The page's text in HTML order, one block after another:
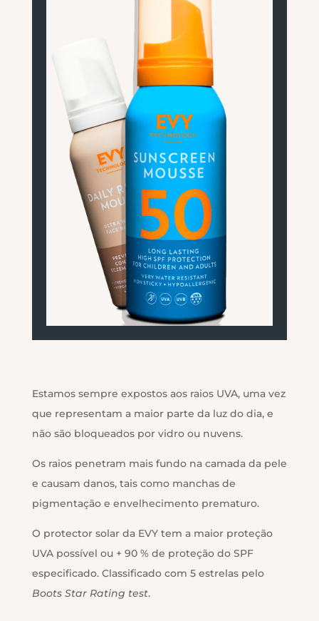
Estamos sempre expostos aos raios UVA, uma vez
que representam a maior parte da luz do dia, e
não são bloqueados por vidro ou nuvens.
Os raios penetram mais fundo na camada da pele
e causam danos, tais como manchas de
pigmentação e envelhecimento prematuro.
O protector solar da EVY tem a maior proteção
UVA possível ou + 90 % de proteção do SPF
especificado. Classificado com 5 estrelas pelo
Boots Star Rating test.